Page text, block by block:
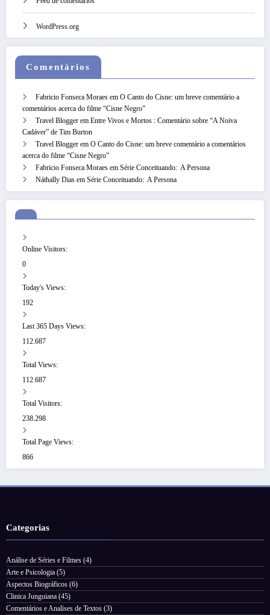
WordPress.org
Comentários
Fabricio Fonseca Moraes em O Canto do Cisne: um breve comentário a
comentários acerca do filme “Cisne Negro”
Travel Blogger em Entre Vivos e Mortos : Comentário sobre “A Noiva
Cadáver” de Tim Burton
Travel Blogger em O Canto do Cisne: um breve comentário a comentários
acerca do filme “Cisne Negro”
Fabricio Fonseca Moraes em Série Conceituando: A Persona
Náthally Dias em Série Conceituando: A Persona
Online Visitors:
0
Today's Views:
192
Last 365 Days Views:
112.687
Total Views:
112.687
Total Visitors:
238.298
Total Page Views:
866
Categorias
Análise de Séries e Filmes (4)
Arte e Psicologia (5)
Aspectos Biográficos (6)
Clinica Junguiana (45)
Comentários e Analises de Textos (3)